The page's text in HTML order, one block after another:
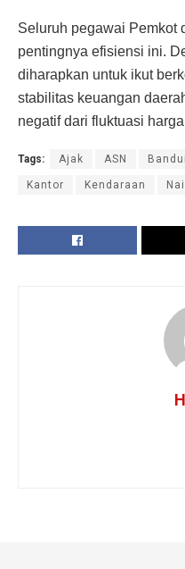
Seluruh pegawai Pemkot
pentingnya efisiensi ini.
diharapkan untuk ikut
stabilitas keuangan
negatif dari fluktuasi
Tags: Ajak ASN
Kantor Kendaraan